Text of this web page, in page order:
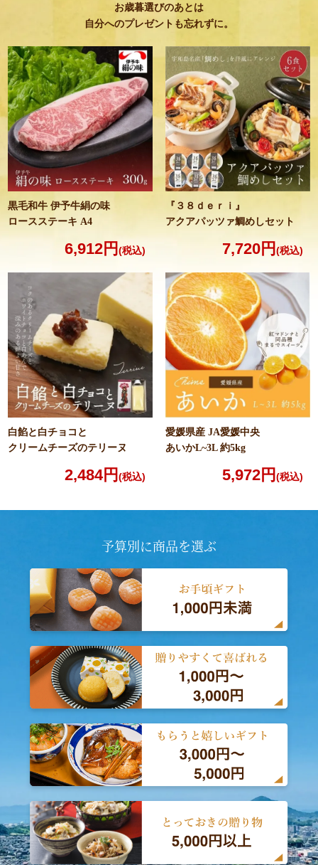
お歳暮選びのあとは
自分へのプレゼントも忘れずに。
黒毛和牛 伊予牛絹の味
ロースステーキ A4
6,912円(税込)
『３８ｄｅｒｉ』
アクアパッツァ鯛めしセット
7,720円 (税込)
白餡と白チョコと
クリームチーズのテリーヌ
2,484円(税込)
愛媛県産 JA愛媛中央
あいかL~3L 約5kg
5,972円 (税込)
予算別に商品を選ぶ